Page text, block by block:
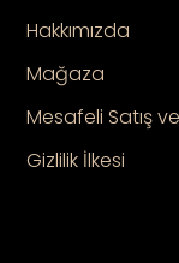
Hakkımızda
Mağaza
Mesafeli Satış
Gizlilik İlkesi